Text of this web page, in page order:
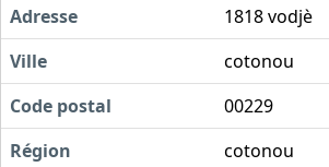
Adresse
1818 vodjè
Ville
cotonou
Code postal
00229
Région
cotonou